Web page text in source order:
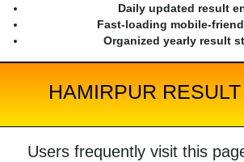
Daily updated result
Fast-loading mobile-
Organized yearly result
HAMIRPUR
Users frequently visit this